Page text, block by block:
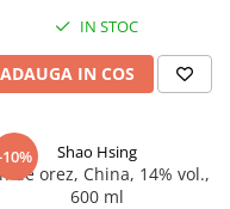
IN STOC
ADAUGA IN COS
Shao Hsing
de orez, China, 14% vol.,
600 ml